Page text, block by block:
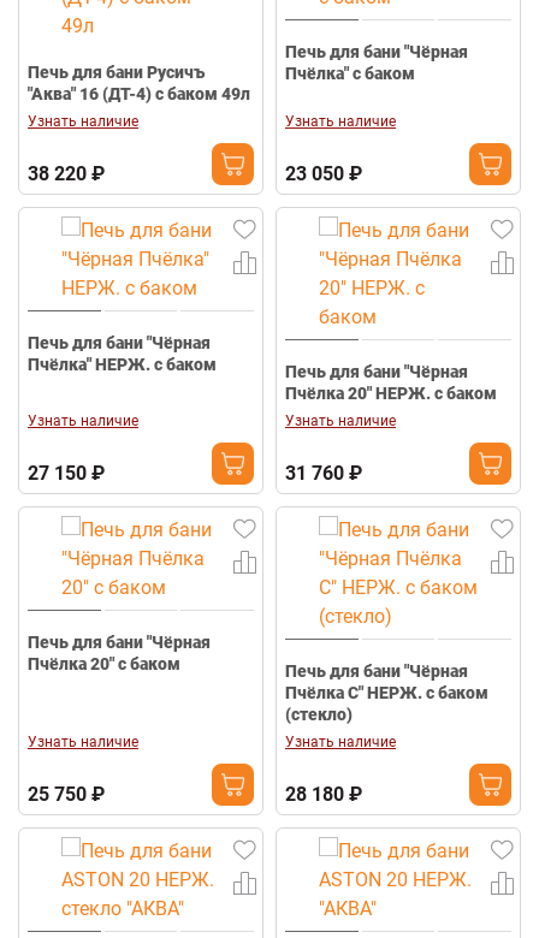
Печь для бани Русичъ
"Аква" 16 (ДТ-4) с баком 49л
Узнать наличие
38 220 ₽
Печь для бани "Чёрная
Пчёлка" с баком
Узнать наличие
23 050 ₽
Печь для бани "Чёрная
Пчёлка" НЕРЖ. с баком
Узнать наличие
27 150 ₽
Печь для бани "Чёрная
Пчёлка 20" НЕРЖ. с баком
Узнать наличие
31 760 ₽
Печь для бани "Чёрная
Пчёлка 20" с баком
Узнать наличие
25 750 ₽
Печь для бани "Чёрная
Пчёлка С" НЕРЖ. с баком
(стекло)
Узнать наличие
28 180 ₽